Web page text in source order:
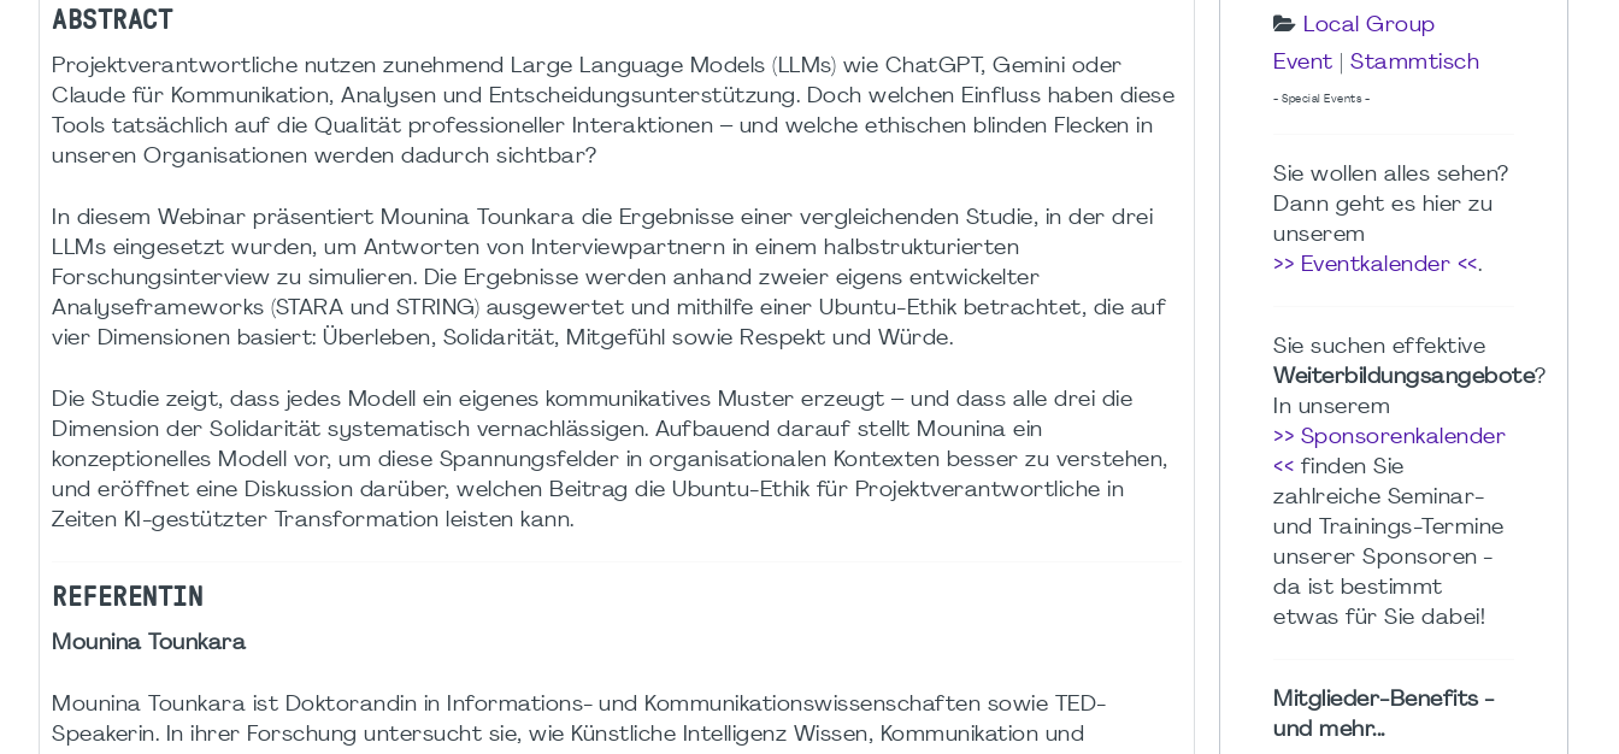
ABSTRACT
Projektverantwortliche nutzen zunehmend Large Language Models (LLMs) wie ChatGPT, Gemini oder
Claude für Kommunikation, Analysen und Entscheidungsunterstützung. Doch welchen Einfluss haben diese
Tools tatsächlich auf die Qualität professioneller Interaktionen – und welche ethischen blinden Flecken in
unseren Organisationen werden dadurch sichtbar?
In diesem Webinar präsentiert Mounina Tounkara die Ergebnisse einer vergleichenden Studie, in der drei
LLMs eingesetzt wurden, um Antworten von Interviewpartnern in einem halbstrukturierten
Forschungsinterview zu simulieren. Die Ergebnisse werden anhand zweier eigens entwickelter
Analyseframeworks (STARA und STRING) ausgewertet und mithilfe einer Ubuntu-Ethik betrachtet, die auf
vier Dimensionen basiert: Überleben, Solidarität, Mitgefühl sowie Respekt und Würde.
Die Studie zeigt, dass jedes Modell ein eigenes kommunikatives Muster erzeugt – und dass alle drei die
Dimension der Solidarität systematisch vernachlässigen. Aufbauend darauf stellt Mounina ein
konzeptionelles Modell vor, um diese Spannungsfelder in organisationalen Kontexten besser zu verstehen,
und eröffnet eine Diskussion darüber, welchen Beitrag die Ubuntu-Ethik für Projektverantwortliche in
Zeiten KI-gestützter Transformation leisten kann.
REFERENTIN
Mounina Tounkara
Mounina Tounkara ist Doktorandin in Informations- und Kommunikationswissenschaften sowie TED-
Speakerin. In ihrer Forschung untersucht sie, wie Künstliche Intelligenz Wissen, Kommunikation und
Local Group
Event
Stammtisch
- Special Events -
Sie wollen alles sehen?
Dann geht es hier zu
unserem
>> Eventkalender <<.
Sie suchen effektive
Weiterbildungsangebote?
In unserem
>> Sponsorenkalender
<< finden Sie
zahlreiche Seminar-
und Trainings-Termine
unserer Sponsoren -
da ist bestimmt
etwas für Sie dabei!
Mitglieder-Benefits -
und mehr...